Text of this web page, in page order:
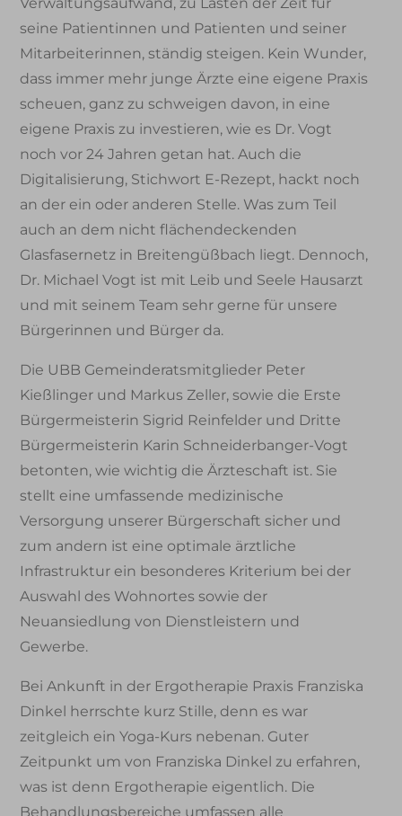
seine Patientinnen und Patienten und seiner
Mitarbeiterinnen, ständig steigen. Kein Wunder,
dass immer mehr junge Ärzte eine eigene Praxis
scheuen, ganz zu schweigen davon, in eine
eigene Praxis zu investieren, wie es Dr. Vogt
noch vor 24 Jahren getan hat. Auch die
Digitalisierung, Stichwort E-Rezept, hackt noch
an der ein oder anderen Stelle. Was zum Teil
auch an dem nicht flächendeckenden
Glasfasernetz in Breitengüßbach liegt. Dennoch,
Dr. Michael Vogt ist mit Leib und Seele Hausarzt
und mit seinem Team sehr gerne für unsere
Bürgerinnen und Bürger da.
Die UBB Gemeinderatsmitglieder Peter
Kießlinger und Markus Zeller, sowie die Erste
Bürgermeisterin Sigrid Reinfelder und Dritte
Bürgermeisterin Karin Schneiderbanger-Vogt
betonten, wie wichtig die Ärzteschaft ist. Sie
stellt eine umfassende medizinische
Versorgung unserer Bürgerschaft sicher und
zum andern ist eine optimale ärztliche
Infrastruktur ein besonderes Kriterium bei der
Auswahl des Wohnortes sowie der
Neuansiedlung von Dienstleistern und
Gewerbe.
Bei Ankunft in der Ergotherapie Praxis Franziska
Dinkel herrschte kurz Stille, denn es war
zeitgleich ein Yoga-Kurs nebenan. Guter
Zeitpunkt um von Franziska Dinkel zu erfahren,
was ist denn Ergotherapie eigentlich. Die
Behandlungsbereiche umfassen alle